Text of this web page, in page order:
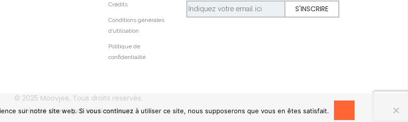
Crédits
Conditions générales
d’utilisation
Politique de
confidentialité
© 2025 Moovjee, Tous droits réservés.
Réalisé avec par Les Novateurs
sur notre site web. Si vous continuez à utiliser ce site, nous supposerons que vous en êtes satisfait.